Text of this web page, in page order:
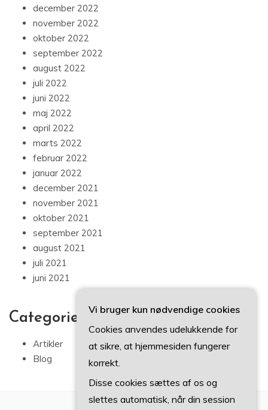
december 2022
november 2022
oktober 2022
september 2022
august 2022
juli 2022
juni 2022
maj 2022
april 2022
marts 2022
februar 2022
januar 2022
december 2021
november 2021
oktober 2021
september 2021
august 2021
juli 2021
juni 2021
Categories
Artikler
Blog
Vi bruger kun nødvendige cookies
Cookies anvendes udelukkende for
at sikre, at hjemmesiden fungerer
korrekt.
Disse cookies sættes af os og
slettes automatisk, når din session